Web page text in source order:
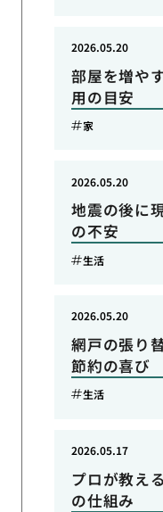
部屋を増や
用の目安
2026.05.20
家
地震の後に
の不安
2026.05.20
生活
網戸の張り
節約の喜び
2026.05.20
生活
プロが教え
の仕組み
2026.05.17